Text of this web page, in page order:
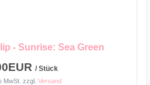
- Sunrise: Sea Green
/ Stück
MwSt. zzgl. Versand